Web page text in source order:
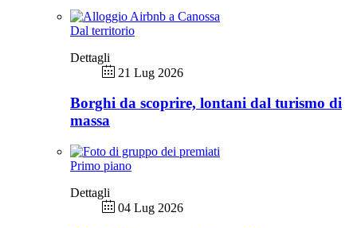
Dal territorio
Dettagli
21 Lug 2026
Borghi da scoprire, lontani dal turismo di
massa
Primo piano
Dettagli
04 Lug 2026